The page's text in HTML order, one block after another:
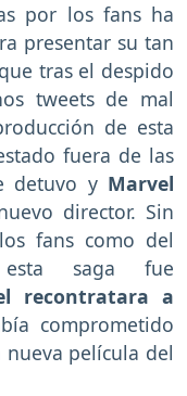
por los fans ha
presentar su tan
tras el despido
tweets de mal
de esta
fuera de las
detuvo y Marvel
director. Sin
fans como del
saga fue
recontratara a
comprometido
película del